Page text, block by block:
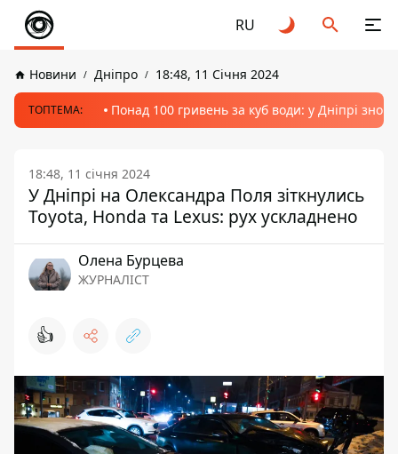
RU
Новини Дніпро 18:48, 11 Січня 2024
ТОПТЕМА: Понад 100 гривень за куб води: у Дніпрі
18:48, 11 січня 2024
У Дніпрі на Олександра Поля зіткнулись
Toyota, Honda та Lexus: рух ускладнено
Олена Бурцева
ЖУРНАЛІСТ
👍